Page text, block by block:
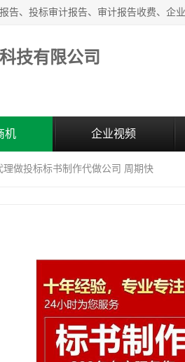
技有限公司
机 企业视频
理做投标标书制作代做公司 周期快